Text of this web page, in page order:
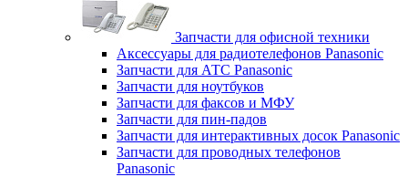
Запчасти для офисной техники
Аксессуары для радиотелефонов Panasonic
Запчасти для АТС Panasonic
Запчасти для ноутбуков
Запчасти для факсов и МФУ
Запчасти для пин-падов
Запчасти для интерактивных досок Panasonic
Запчасти для проводных телефонов
Panasonic